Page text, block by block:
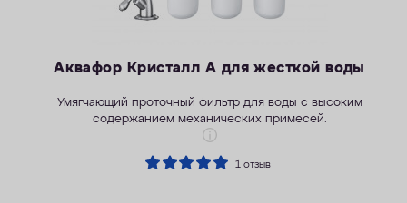
Аквафор Кристалл А для жесткой воды
Умягчающий проточный фильтр для воды с высоким
содержанием механических примесей.
1 отзыв